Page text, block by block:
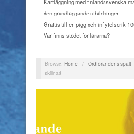
Kartläggning med finlandssvenska
den grundläggande utbildningen
Grattis till en pigg och inflytelserik
Var finns stödet för lärarna?
Browse: Home / Ordförandens spalt
skillnad!